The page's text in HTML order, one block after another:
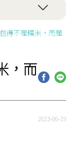
得不是糯米，而是
，而
2023-06-19